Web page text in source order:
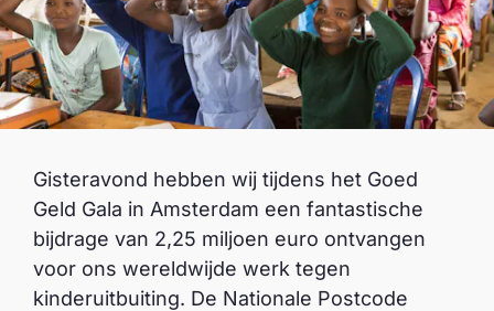
Gisteravond hebben wij tijdens het Goed
Geld Gala in Amsterdam een fantastische
bijdrage van 2,25 miljoen euro ontvangen
voor ons wereldwijde werk tegen
kinderuitbuiting. De Nationale Postcode